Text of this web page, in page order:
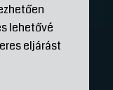
lehetővé
eljárást